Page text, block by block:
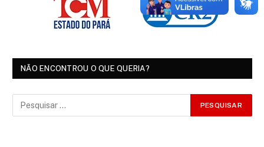
NÃO ENCONTROU O QUE QUERIA?